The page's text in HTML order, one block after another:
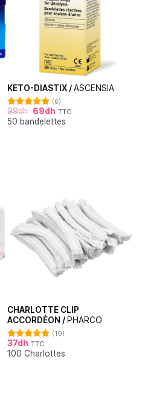
KETO-DIASTIX /ASCENSIA
Note5.00
sur 5
(6)
99dh 69dh TTC
50 bandelettes
CHARLOTTE CLIP
ACCORDÉON / PHARCO
Note4.95
sur 5
(19)
37dh TTC
100 Charlottes